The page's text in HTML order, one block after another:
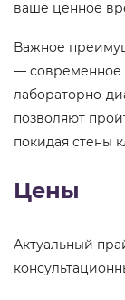
ваше ценное
Важное
— современное
лабораторно-
позволяют
покидая стены
Цены
Актуальный